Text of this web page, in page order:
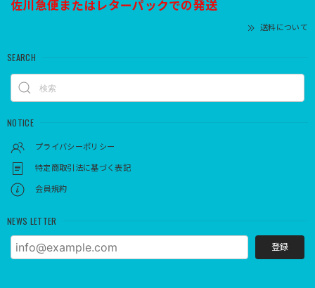
佐川急便またはレターパックでの発送
送料について
SEARCH
NOTICE
プライバシーポリシー
特定商取引法に基づく表記
会員規約
NEWS LETTER
登録